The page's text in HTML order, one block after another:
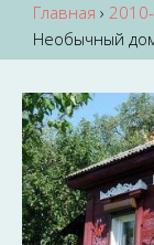
Главная ›
Необычный